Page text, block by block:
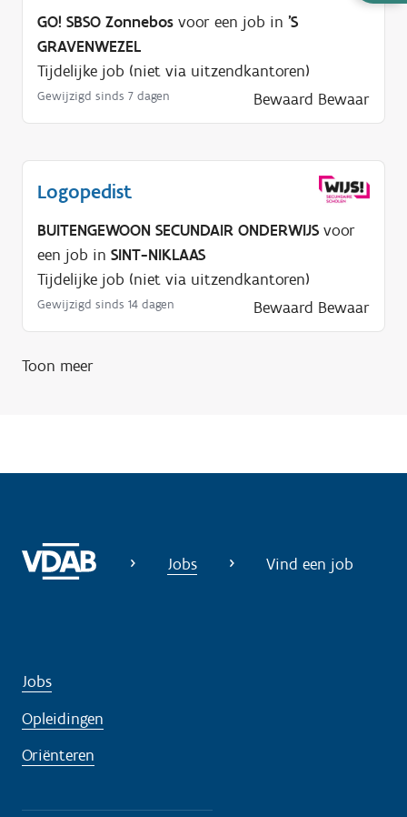
u
o
d
g
?
GO! SBSO Zonnebos voor een job in 'S
GRAVENWEZEL
Tijdelijke job (niet via uitzendkantoren)
Gewijzigd sinds 7 dagen Bewaard Bewaar
Logopedist
BUITENGEWOON SECUNDAIR ONDERWIJS voor
een job in SINT-NIKLAAS
Tijdelijke job (niet via uitzendkantoren)
Gewijzigd sinds 14 dagen Bewaard Bewaar
Toon meer
Jobs Vind een job
Jobs
Opleidingen
Oriënteren